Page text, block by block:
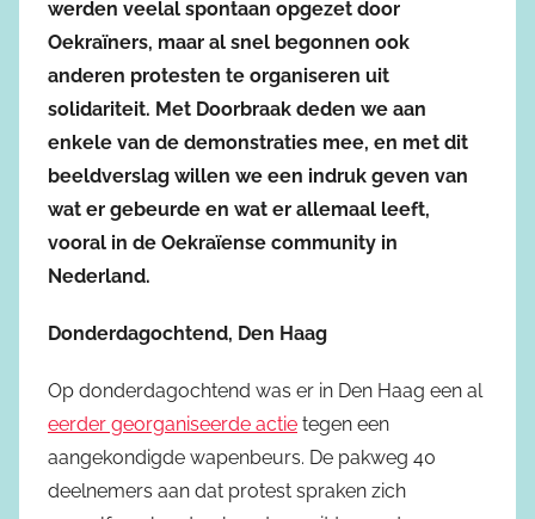
werden veelal spontaan opgezet door
Oekraïners, maar al snel begonnen ook
anderen protesten te organiseren uit
solidariteit. Met Doorbraak deden we aan
enkele van de demonstraties mee, en met dit
beeldverslag willen we een indruk geven van
wat er gebeurde en wat er allemaal leeft,
vooral in de Oekraïense community in
Nederland.
Donderdagochtend, Den Haag
Op donderdagochtend was er in Den Haag een al
eerder georganiseerde actie tegen een
aangekondigde wapenbeurs. De pakweg 40
deelnemers aan dat protest spraken zich